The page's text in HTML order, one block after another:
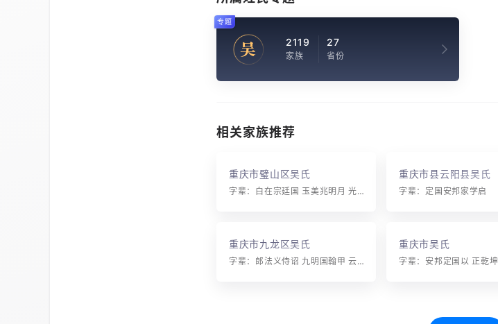
吴 2119
家族
27
省份
专题
相关家族推荐
重庆市璧山区吴氏
字辈：白在宗廷国 玉美兆明月 光昌朝盛世 永绍先祖泽
重庆市县云阳县吴氏
字辈：定国安邦家学启
重庆市九龙区吴氏
字辈：郎法义侍诏 九明国翰甲 云海学正启 光大应祖世 德志家万广 孝道永天新 俊杰人增瑞 珍珠时灿祥 恒升延寿考 岱岳萃书香 政教周文盛 经纶夏禹彰 东南斯际美 三让兆其昌 温良恭本善 信敏惠崇宽
重庆市吴氏
字辈：安邦定国以 正乾坤